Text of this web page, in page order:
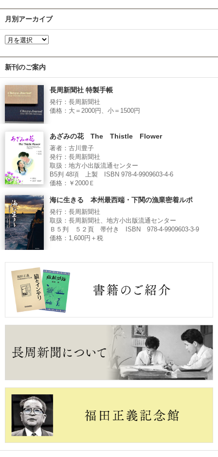
月別アーカイブ
新刊のご案内
長周新聞社 特製手帳
発行：長周新聞社
価格：大＝2000円、小＝1500円
あざみの花 The Thistle Flower
著者：古川豊子
発行：長周新聞社
取扱：地方小出版流通センター
B5判 48項 上製 ISBN 978-4-9909603-4-6
価格：￥2000Ｅ
海に生きる 本州最西端・下関の漁業密着ルポ
発行：長周新聞社
取扱：長周新聞社、地方小出版流通センター
Ｂ５判 ５２頁 帯付き ISBN 978-4-9909603-3-9
価格：1,600円＋税